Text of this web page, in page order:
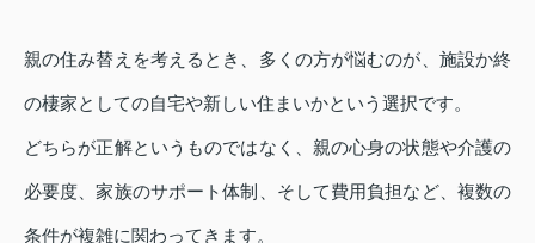
親の住み替えを考えるとき、多くの方が悩むのが、施設か終
の棲家としての自宅や新しい住まいかという選択です。
どちらが正解というものではなく、親の心身の状態や介護の
必要度、家族のサポート体制、そして費用負担など、複数の
条件が複雑に関わってきます。